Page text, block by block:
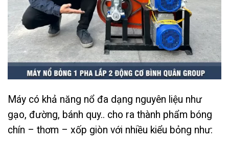
Máy có khả năng nổ đa dạng nguyên liệu như
gạo, đường, bánh quy.. cho ra thành phẩm bóng
chín – thơm – xốp giòn với nhiều kiểu bỏng như: